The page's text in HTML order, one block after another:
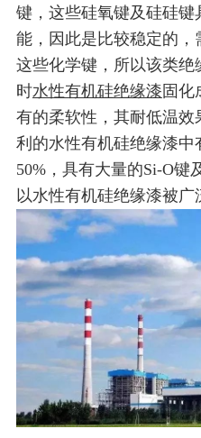
键，这些硅氧键及硅硅键
能，因此是比较稳定的
这些化学键，所以该类绝
时水性有机硅绝缘漆 固化
有的柔软性，其耐低温
利的水性有机硅绝缘漆
50%，具有大量的Si-O键
以水性有机硅绝缘漆被广